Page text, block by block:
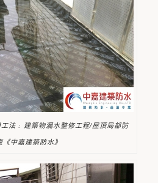
法 : 建築物漏水整修工程/屋頂局部防
《中嘉建築防水》